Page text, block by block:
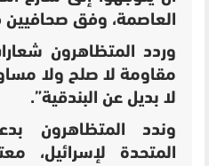
العاصمة، وفق
وردد المتظاهرون
مقاومة لا صلح ولا
لا بديل عن البندقية”.
وندد المتظاهرون
المتحدة لإسرائيل،